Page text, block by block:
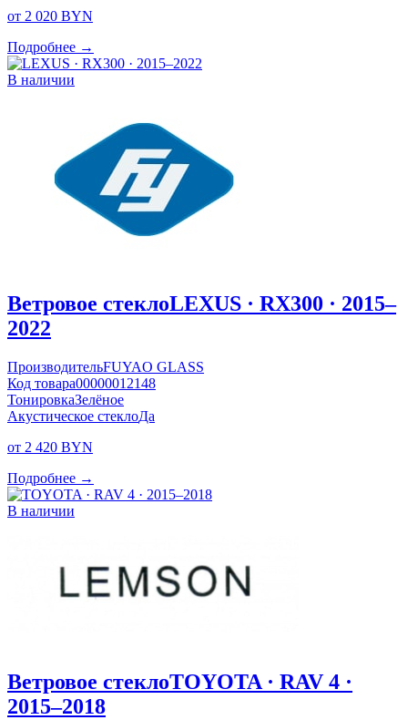
от 2 020 BYN
Подробнее →
В наличии
Ветровое стеклоLEXUS · RX300 · 2015–
2022
ПроизводительFUYAO GLASS
Код товара00000012148
ТонировкаЗелёное
Акустическое стеклоДа
от 2 420 BYN
Подробнее →
В наличии
Ветровое стеклоTOYOTA · RAV 4 ·
2015–2018